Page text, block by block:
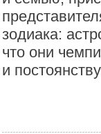
зодиака:
что они
и